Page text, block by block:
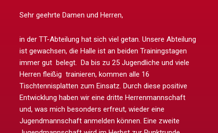
Sehr geehrte Damen und Herren,
in der TT-Abteilung hat sich viel getan. Unsere Abteilung
ist gewachsen, die Halle ist an beiden Trainingstagen
immer gut belegt. Da bis zu 25 Jugendliche und viele
Herren fleißig trainieren, kommen alle 16
Tischtennisplatten zum Einsatz. Durch diese positive
Entwicklung haben wir eine dritte Herrenmannschaft
und, was mich besonders erfreut, wieder eine
Jugendmannschaft anmelden können. Eine zweite